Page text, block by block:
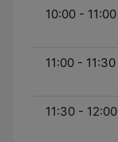
10:00 - 11:00
11:00 - 11:30
11:30 - 12:00